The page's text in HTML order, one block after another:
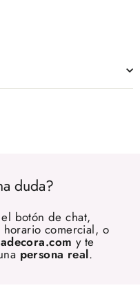
duda?
botón de chat,
comercial, o
y te
persona real.